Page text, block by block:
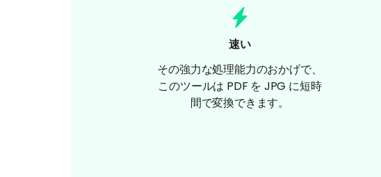
速い
その強力な処理能力のおかげで、
このツールは PDF を JPG に短時
間で変換できます。